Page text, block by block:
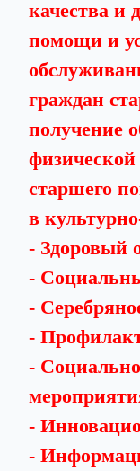
качества и
помощи и
граждан
получение
старшего
в
- Здоровый
-
-
-
-
-
-